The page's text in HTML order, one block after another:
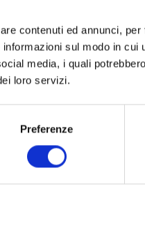
contenuti ed annunci,
sul modo in
media, i quali
loro servizi.
Preferenze